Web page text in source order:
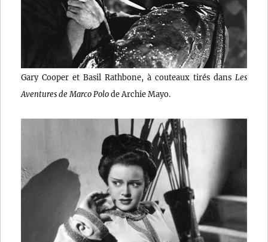
Gary Cooper et Basil Rathbone, à couteaux tirés dans Les
Aventures de Marco Polode Archie Mayo.